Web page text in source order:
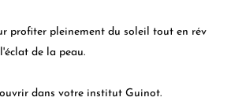
profiter pleinement du soleil tout en rév
de la peau.
dans votre institut Guinot.